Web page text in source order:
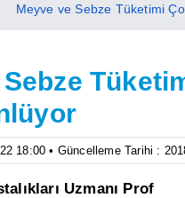
Meyve ve Sebze Tüketimi
18:00 • Güncelleme Tarihi :
Uzmanı Prof